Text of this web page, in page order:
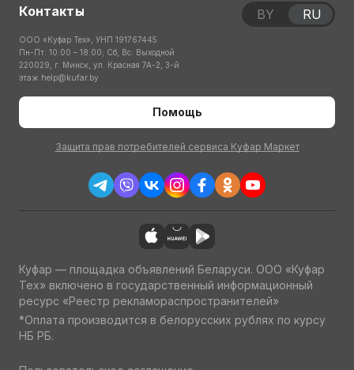
Контакты
ООО «Куфар Тех», УНП 191767445
Пн-Пт: 10:00 – 18:00; Сб, Вс: Выходной
220029, г. Минск, ул. Красная 7А-2, 3-й
этаж help@kufar.by
Помощь
Защита прав потребителей сервиса Куфар Маркет
BY RU
Куфар — площадка объявлений Беларуси. ООО «Куфар
Тех» включено в государственный информационный
ресурс «Реестр рекламораспространителей»
*Оплата производится в белорусских рублях по курсу
НБ РБ.